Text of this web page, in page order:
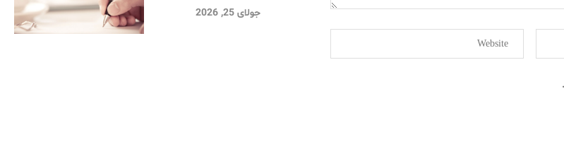
جولای 25, 2026